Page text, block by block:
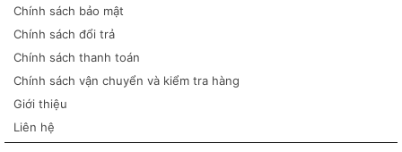
Chính sách bảo mật
Chính sách đổi trả
Chính sách thanh toán
Chính sách vận chuyển và kiểm tra hàng
Giới thiệu
Liên hệ